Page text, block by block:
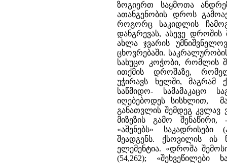
ზოგიერთ საყმოთა
ათანგენობის დროს
როგორც საკიდლის
დანგრევას, ასევე დროშის
ახლა ჯვარის
ცხოვრებაში.
სახუცო კოჭობი, რომლის
ითქმის დროშაზე,
უჭირავს ხელში, მაგრამ
საწმიდო- სამამაკაცო
იღებებოდეს სისხლით,
განათვლის შემდეგ კვლავ
მიზეზის გამო
«აშენებს»
შეადგენს. ქსოვილის
ელემენტია. «დროშა
(54,262);